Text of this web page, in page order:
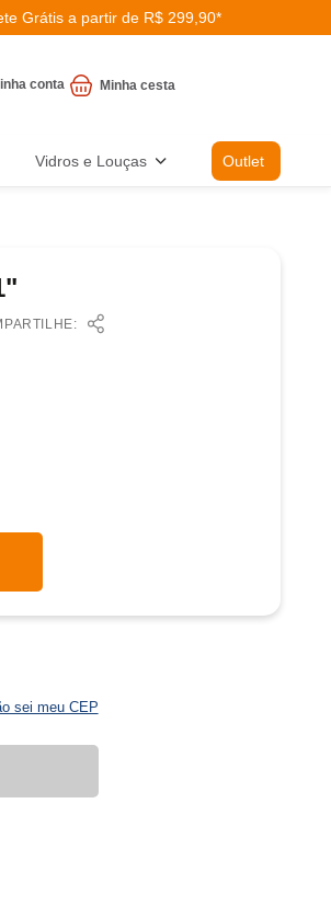
Grátis a partir de R$ 299,90*
conta
Vidros e Louças Outlet
sei meu CEP